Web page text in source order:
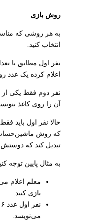
روش بازی
به هر روشی که
انتخاب کنید.
نفر اول مطابق با
اعلام کرده یک عدد
نفر دوم فقط یکی از
آن را روی کاغذ
حالا نفر اول باید
که روش
تبدیل کند که
به مثال پایین توجه
معلم اعلام
بازی کنید.
می‌نویسد.